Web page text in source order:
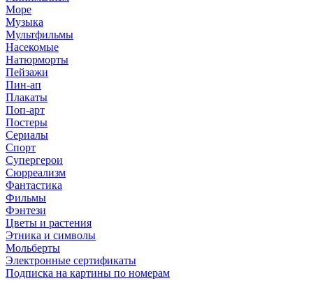
Море
Музыка
Мультфильмы
Насекомые
Натюрморты
Пейзажи
Пин-ап
Плакаты
Поп-арт
Постеры
Сериалы
Спорт
Супергерои
Сюрреализм
Фантастика
Фильмы
Фэнтези
Цветы и растения
Этника и символы
Мольберты
Электронные сертификаты
Подписка на картины по номерам